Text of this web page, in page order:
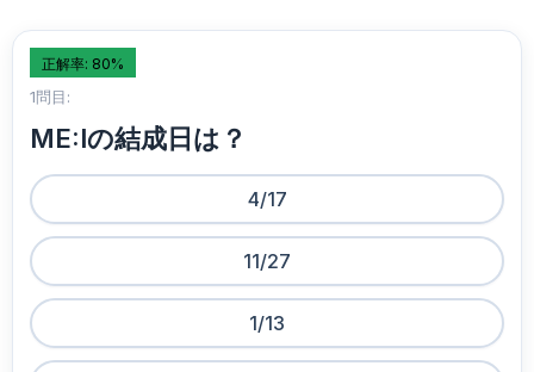
正解率: 80%
1問目:
ME:Iの結成日は？
4/17
11/27
1/13